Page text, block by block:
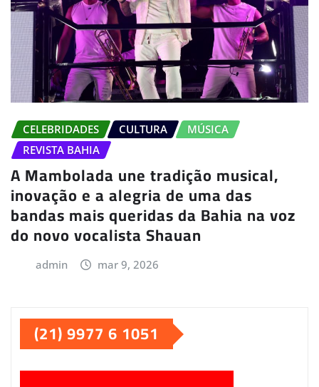
CELEBRIDADES CULTURA
MÚSICA
REVISTA BAHIA
A Mambolada une tradição musical,
inovação e a alegria de uma das
bandas mais queridas da Bahia na voz
do novo vocalista Shauan
admin mar 9, 2026
(21) 9977 6 1051